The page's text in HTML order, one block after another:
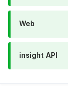
Web
insight API